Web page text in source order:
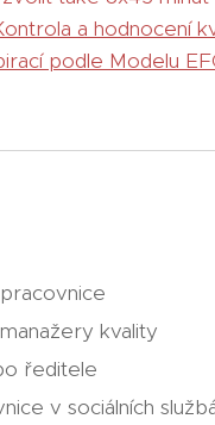
a hodnocení
podle Modelu
kvality
ředitele
v sociálních